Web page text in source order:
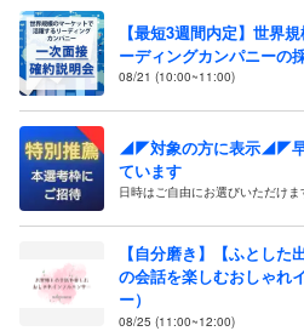
【最短3週間内定】世界
ーディングカンパニーの
08/21 (10:00~11:00)
◢◤対象の方に表示◢◤早
ています
日時はご自由にお選びいただけま
【自分磨き】【ふとした
の会話を楽しむおしゃれ
ー）
08/25 (11:00~12:00)